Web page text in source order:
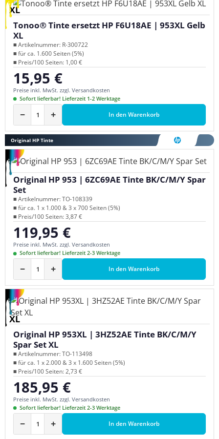
XL
Tonoo® Tinte ersetzt HP F6U18AE | 953XL Gelb
XL
■ Artikelnummer: R-300722
■ für ca. 1.600 Seiten (5%)
■ Preis/100 Seiten: 1,00 €
Regulärer Preis:
15,95 €
Preise inkl. MwSt. zzgl. Versandkosten
Sofort lieferbar! Lieferzeit 1-2 Werktage
− + In den Warenkorb
Original HP Tinte
Original HP 953 | 6ZC69AE Tinte BK/C/M/Y Spar
Set
■ Artikelnummer: TO-108339
■ für ca. 1 x 1.000 & 3 x 700 Seiten (5%)
■ Preis/100 Seiten: 3,87 €
Regulärer Preis:
119,95 €
Preise inkl. MwSt. zzgl. Versandkosten
Sofort lieferbar! Lieferzeit 2-3 Werktage
− + In den Warenkorb
XL
Original HP 953XL | 3HZ52AE Tinte BK/C/M/Y
Spar Set XL
■ Artikelnummer: TO-113498
■ für ca. 1 x 2.000 & 3 x 1.600 Seiten (5%)
■ Preis/100 Seiten: 2,73 €
Regulärer Preis:
185,95 €
Preise inkl. MwSt. zzgl. Versandkosten
Sofort lieferbar! Lieferzeit 2-3 Werktage
− + In den Warenkorb